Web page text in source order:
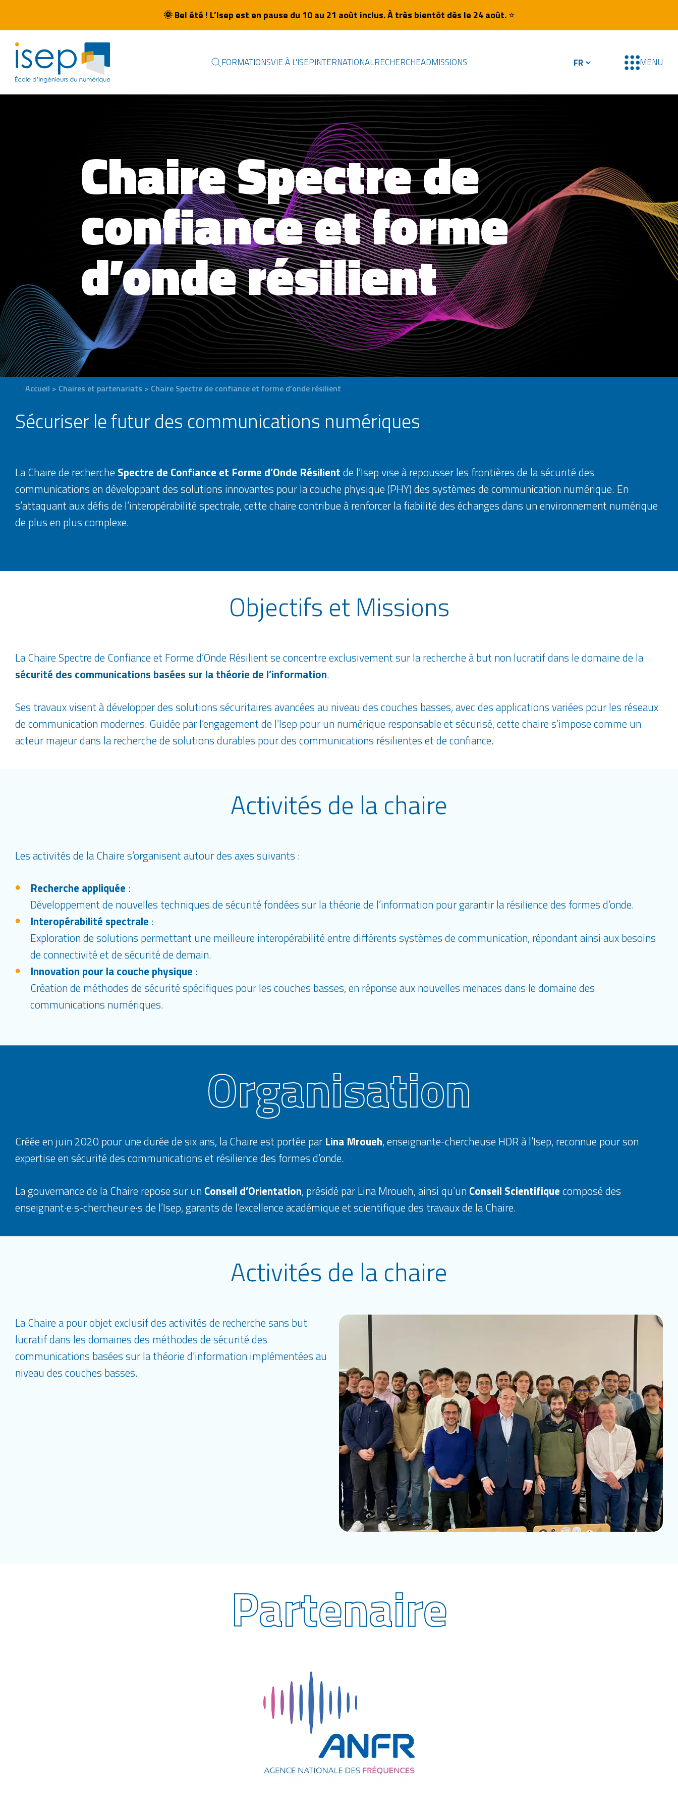
🌞Bel été ! L’Isep est en pause du 10 au 21 août inclus. À très bientôt dès le 24 août.⭐
FORMATIONSVIE À L'ISEPINTERNATIONALRECHERCHEADMISSIONS MENU
Chaire Spectre de
confiance et forme
d’onde résilient
Accueil > Chaires et partenariats > Chaire Spectre de confiance et forme d’onde résilient
Sécuriser le futur des communications numériques
La Chaire de recherche Spectre de Confiance et Forme d’Onde Résilientde l’Isep vise à repousser les frontières de la sécurité des
communications en développant des solutions innovantes pour la couche physique (PHY) des systèmes de communication numérique. En
s’attaquant aux défis de l’interopérabilité spectrale, cette chaire contribue à renforcer la fiabilité des échanges dans un environnement numérique
de plus en plus complexe.
Objectifs et Missions
La Chaire Spectre de Confiance et Forme d’Onde Résilient se concentre exclusivement sur la recherche à but non lucratif dans le domaine de la
sécurité des communications basées sur la théorie de l’information.
Ses travaux visent à développer des solutions sécuritaires avancées au niveau des couches basses, avec des applications variées pour les réseaux
de communication modernes. Guidée par l’engagement de l’Isep pour un numérique responsable et sécurisé, cette chaire s’impose comme un
acteur majeur dans la recherche de solutions durables pour des communications résilientes et de confiance.
Activités de la chaire
Les activités de la Chaire s’organisent autour des axes suivants :
Recherche appliquée :
Développement de nouvelles techniques de sécurité fondées sur la théorie de l’information pour garantir la résilience des formes d’onde.
Interopérabilité spectrale :
Exploration de solutions permettant une meilleure interopérabilité entre différents systèmes de communication, répondant ainsi aux besoins
de connectivité et de sécurité de demain.
Innovation pour la couche physique :
Création de méthodes de sécurité spécifiques pour les couches basses, en réponse aux nouvelles menaces dans le domaine des
communications numériques.
Organisation
Créée en juin 2020 pour une durée de six ans, la Chaire est portée par Lina Mroueh, enseignante-chercheuse HDR à l’Isep, reconnue pour son
expertise en sécurité des communications et résilience des formes d’onde.
La gouvernance de la Chaire repose sur un Conseil d’Orientation, présidé par Lina Mroueh, ainsi qu’un Conseil Scientifiquecomposé des
enseignant·e·s-chercheur·e·s de l’Isep, garants de l’excellence académique et scientifique des travaux de la Chaire.
Activités de la chaire
La Chaire a pour objet exclusif des activités de recherche sans but
lucratif dans les domaines des méthodes de sécurité des
communications basées sur la théorie d’information implémentées au
niveau des couches basses.
Partenaire